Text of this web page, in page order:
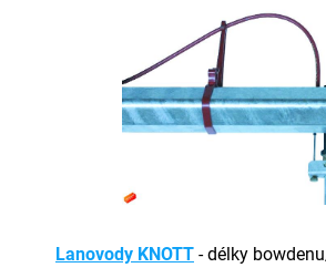
Lanovody KNOTT - délky